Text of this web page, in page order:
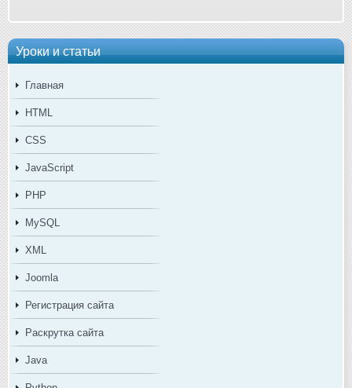
Уроки и статьи
Главная
HTML
CSS
JavaScript
PHP
MySQL
XML
Joomla
Регистрация сайта
Раскрутка сайта
Java